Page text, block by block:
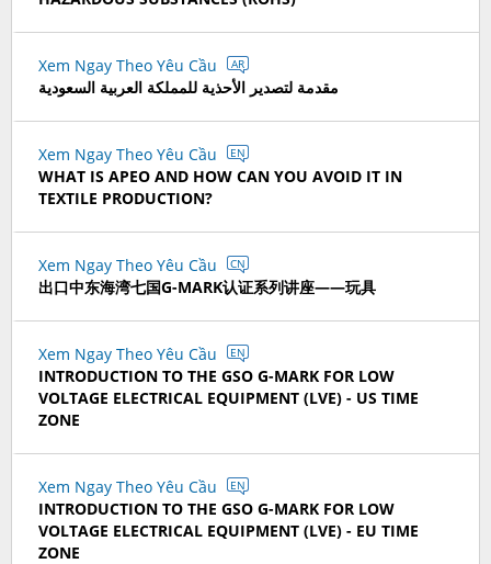
Xem Ngay Theo Yêu Cầu AR
مقدمة لتصدير الأحذية للمملكة العربية السعودية
Xem Ngay Theo Yêu Cầu EN
WHAT IS APEO AND HOW CAN YOU AVOID IT IN
TEXTILE PRODUCTION?
Xem Ngay Theo Yêu Cầu CN
出口中东海湾七国G-MARK认证系列讲座——玩具
Xem Ngay Theo Yêu Cầu EN
INTRODUCTION TO THE GSO G-MARK FOR LOW
VOLTAGE ELECTRICAL EQUIPMENT (LVE) - US TIME
ZONE
Xem Ngay Theo Yêu Cầu EN
INTRODUCTION TO THE GSO G-MARK FOR LOW
VOLTAGE ELECTRICAL EQUIPMENT (LVE) - EU TIME
ZONE